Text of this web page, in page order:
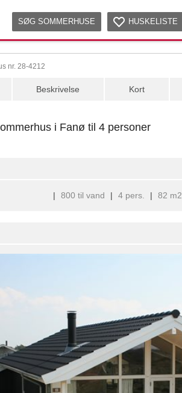
SØG SOMMERHUSE HUSKELISTE
nr. 28-4212
Beskrivelse Kort
i Fanø til 4 personer
| 800 til vand | 4 pers. | 82 m2